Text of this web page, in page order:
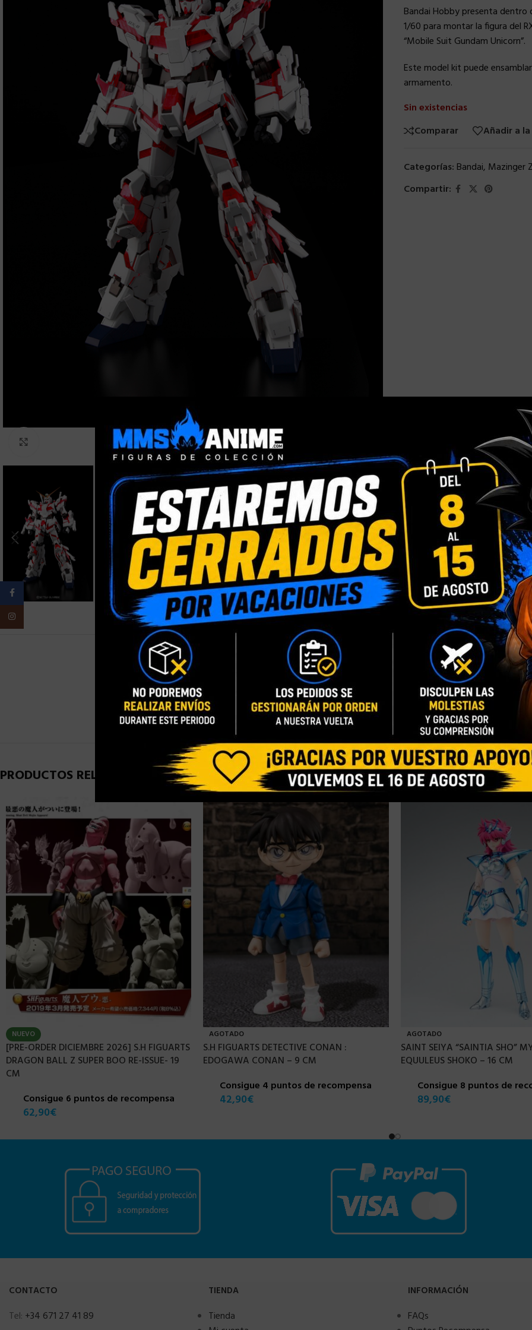
Bandai Hobby presenta dentro
1/60 para montar la figura del
“Mobile Suit Gundam Unicorn”.
Este model kit puede
armamento.
Sin existencias
Comparar
Añadir a
Categorías: Bandai, Mazinger
Compartir:
INFORMACIÓN ADICIONAL VALORACIONES (0)
PESO
PRODUCTOS RELACIONADOS
NUEVO
[PRE-ORDER DICIEMBRE 2026] S.H FIGUARTS
DRAGON BALL Z SUPER BOO RE-ISSUE- 19
CM
Consigue 6 puntos de recompensa
62,90€
AGOTADO
S.H FIGUARTS DETECTIVE CONAN :
EDOGAWA CONAN – 9 CM
Consigue 4 puntos de recompensa
42,90€
AGOTADO
SAINT SEIYA “SAINTIA SHO”
EQUULEUS SHOKO – 16 CM
Consigue 8 puntos de
89,90€
CONTACTO
Tel: +34 671 27 41 89
TIENDA
Tienda
INFORMACIÓN
FAQs
Facebook